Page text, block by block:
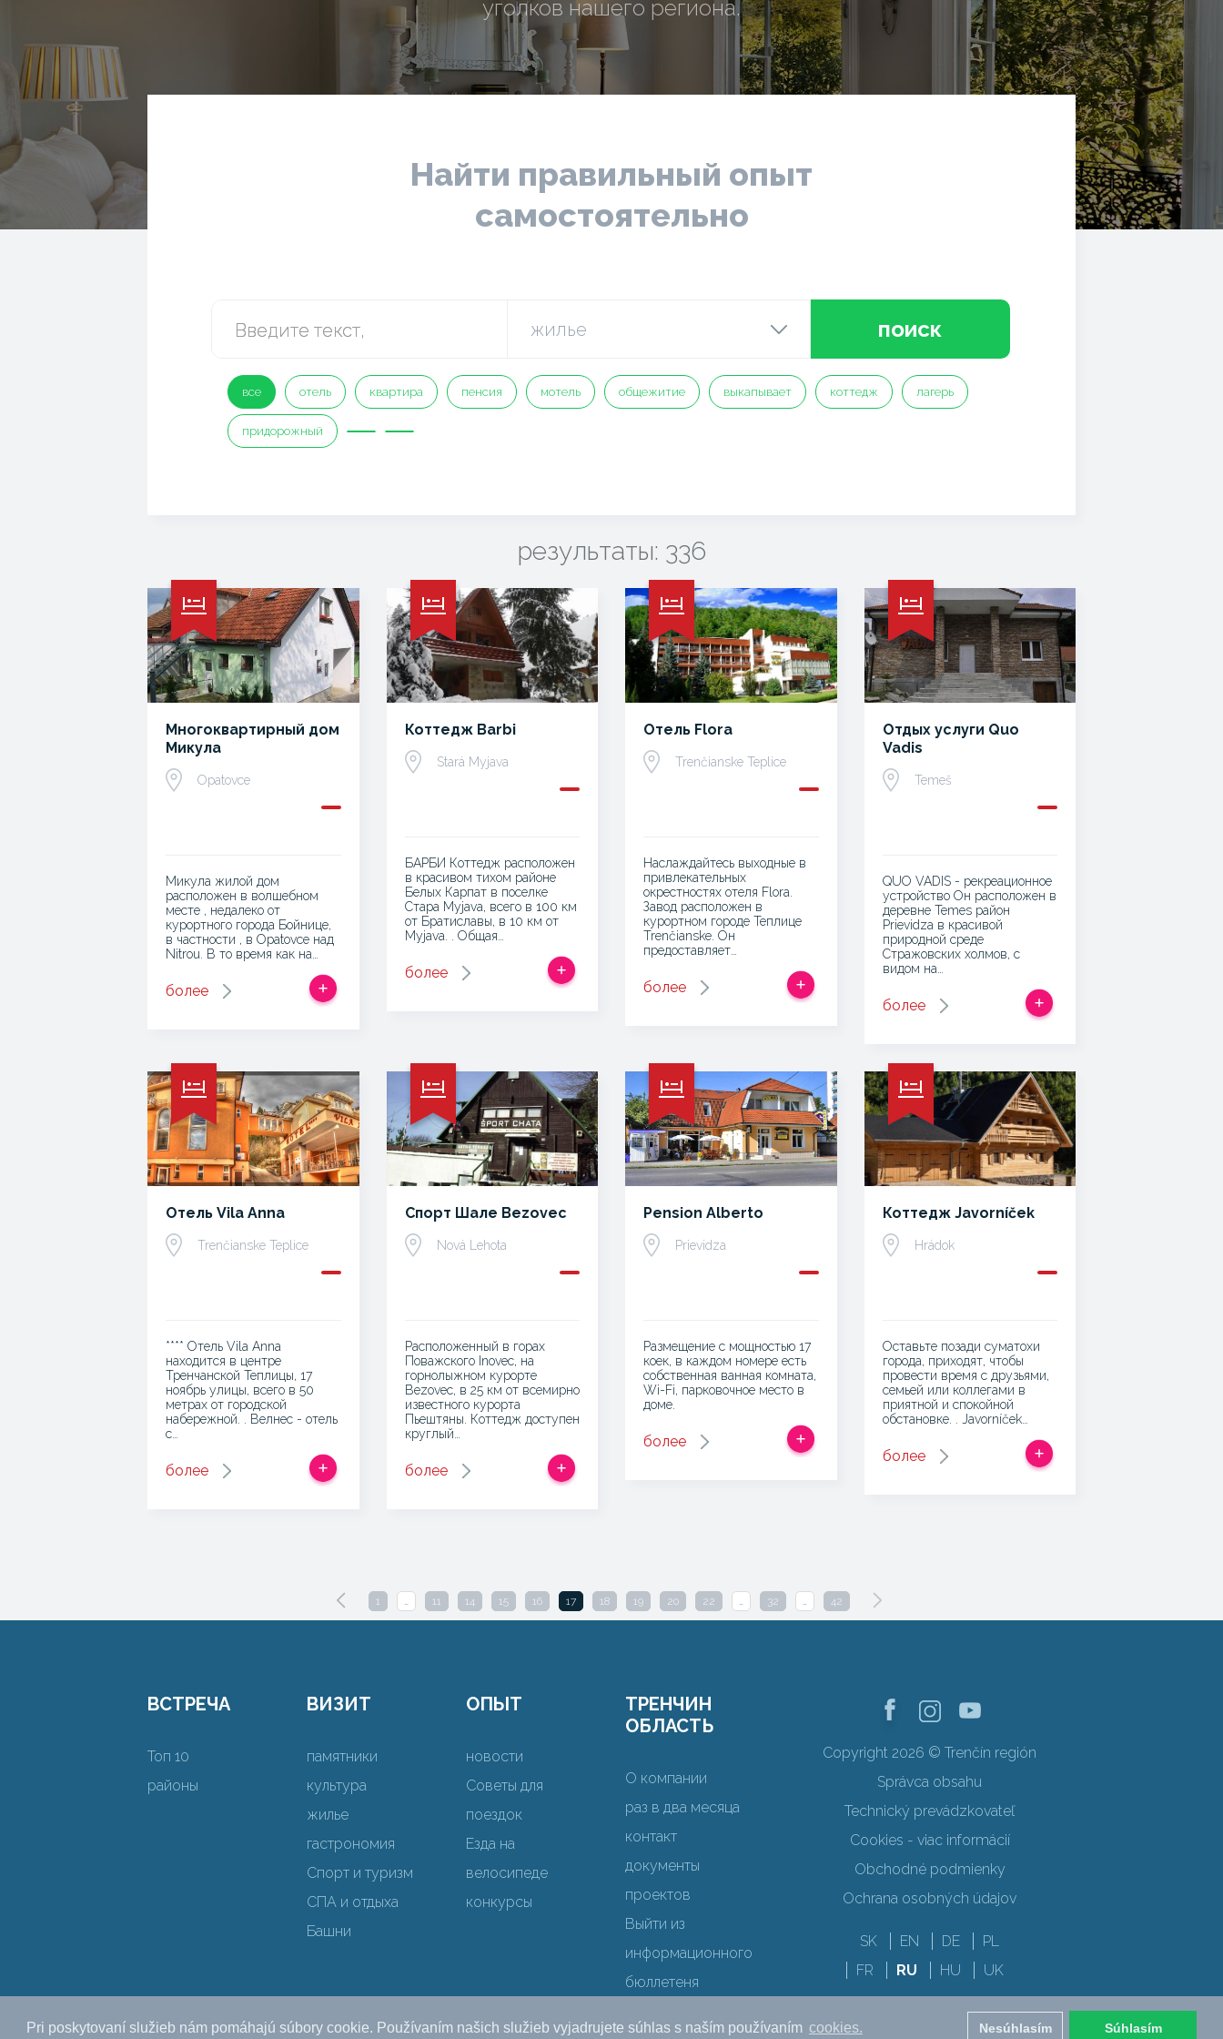
Pri poskytovaní služieb nám pomáhajú súbory cookie. Používaním našich služieb vyjadrujete súhlas s naším používaním cookies. Nesúhlasím Súhlasím
уголков нашего региона.
Найти правильный опыт
самостоятельно
поиск
все отель квартира пенсия мотель общежитие выкапывает коттедж лагерь
придорожный
результаты: 336
Многоквартирный дом
Микула
Opatovce
Микула жилой дом
расположен в волшебном
месте , недалеко от
курортного города Бойнице,
в частности , в Opatovce над
Nitrou. В то время как на…
более
Коттедж Barbi
Stará Myjava
БАРБИ Коттедж расположен
в красивом тихом районе
Белых Карпат в поселке
Стара Myjava, всего в 100 км
от Братиславы, в 10 км от
Myjava. . Общая…
более
Отель Flora
Trenčianske Teplice
Наслаждайтесь выходные в
привлекательных
окрестностях отеля Flora.
Завод расположен в
курортном городе Теплице
Trenčianske. Он
предоставляет…
более
Отдых услуги Quo
Vadis
Temeš
QUO VADIS - рекреационное
устройство Он расположен в
деревне Temes район
Prievidza в красивой
природной среде
Стражовских холмов, с
видом на…
более
Отель Vila Anna
Trenčianske Teplice
**** Отель Vila Anna
находится в центре
Тренчанской Теплицы, 17
ноябрь улицы, всего в 50
метрах от городской
набережной. . Велнес - отель
с…
более
Спорт Шале Bezovec
Nová Lehota
Расположенный в горах
Поважского Inovec, на
горнолыжном курорте
Bezovec, в 25 км от всемирно
известного курорта
Пьештяны. Коттедж доступен
круглый…
более
Pension Alberto
Prievidza
Размещение с мощностью 17
коек, в каждом номере есть
собственная ванная комната,
Wi-Fi, парковочное место в
доме.
более
Коттедж Javorníček
Hrádok
Оставьте позади суматохи
города, приходят, чтобы
провести время с друзьями,
семьей или коллегами в
приятной и спокойной
обстановке. . Javorníček…
более
1 … 11 14 15 16 17 18 19 20 22 … 32 … 42
ВСТРЕЧА
Топ 10
районы
ВИЗИТ
памятники
культура
жилье
гастрономия
Спорт и туризм
СПА и отдыха
Башни
ОПЫТ
новости
Советы для
поездок
Езда на
велосипеде
конкурсы
ТРЕНЧИН
ОБЛАСТЬ
О компании
раз в два месяца
контакт
документы
проектов
Выйти из
информационного
бюллетеня
Copyright 2026 © Trenčín región
Správca obsahu
Technický prevádzkovateľ
Cookies - viac informácií
Obchodné podmienky
Ochrana osobných údajov
SK EN DE
PL
FR
RU HU UK